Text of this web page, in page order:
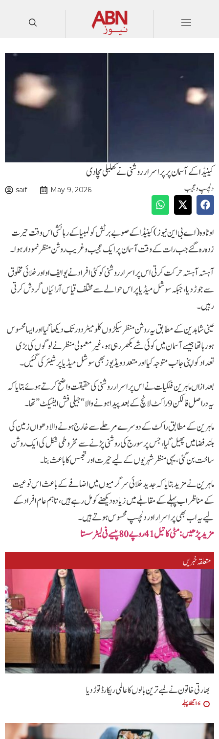
کینیڈا کے آسمان پر پراسرار روشنی نے کھلبلی مچادی
دلچسپ و عجیب saif May 9, 2026
اوٹاوہ (اے بی این نیوز) کینیڈا کے صوبے برٹش کولمبیا کے رہائشی اس وقت حیرت
زدہ رہ گئے جب رات کے وقت آسمان پر ایک عجیب و غریب روشن منظر نمودار ہوا۔
آہستہ آہستہ حرکت کرتی اس پراسرار روشنی کو کئی افراد نے یو ایف او اور خلائی مخلوق
سے جوڑ دیا، جبکہ سوشل میڈیا پر اس حوالے سے مختلف قیاس آرائیاں گردش کرتی
رہیں۔
عینی شاہدین کے مطابق یہ روشن منظر سیکڑوں کلومیٹر دور تک دیکھا گیا اور ایسا محسوس
ہو رہا تھا جیسے آسمان میں کوئی شے بکھر رہی ہو، غیر معمولی منظر نے لوگوں کی بڑی
تعداد کو اپنی جانب متوجہ کیا اور متعدد ویڈیوز بھی سوشل میڈیا پر شیئر کی گئیں۔
بعد ازاں ماہرین فلکیات نے اس پراسرار روشنی کی حقیقت واضح کرتے ہوئے بتایا کہ
یہ دراصل فالکن 9 راکٹ لانچ کے بعد پیدا ہونے والا “جیلی فش ایفیکٹ” تھا۔
ماہرین کے مطابق راکٹ کے دوسرے مرحلے سے خارج ہونے والا دھواں زمین کی
بلند فضا میں پھیل گیا، جس پر سورج کی روشنی پڑنے سے مخروطی شکل کی ایک روشن
ساخت بن گئی، یہی منظر شہریوں کے لیے حیرت اور تجسس کا باعث بنا۔
ماہرین نے مزید بتایا کہ جدید خلائی سرگرمیوں میں اضافے کے باعث اس نوعیت
کے مناظر اب پہلے کے مقابلے میں زیادہ دیکھنے کو مل رہے ہیں، تاہم عام افراد کے
لیے یہ اب بھی پراسرار اور دلچسپ محسوس ہوتے ہیں۔
مزید پڑھیں: مٹی کا تیل 41 روپے80 پیسے فی لیٹر سستا
متعلقہ خبریں
بھارتی خاتون نے لمبے ترین بالوں کا عالمی ریکارڈ توڑ دیا
16 گھنٹے پہلے